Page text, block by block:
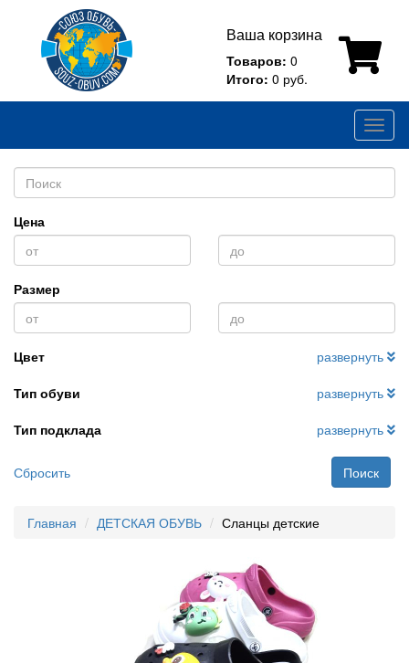
Ваша корзина
Товаров: 0
Итого: 0 руб.
Цена
Размер
Цвет
развернуть
Тип обуви
развернуть
Тип подклада
развернуть
Сбросить Поиск
Главная ДЕТСКАЯ ОБУВЬ Сланцы детские